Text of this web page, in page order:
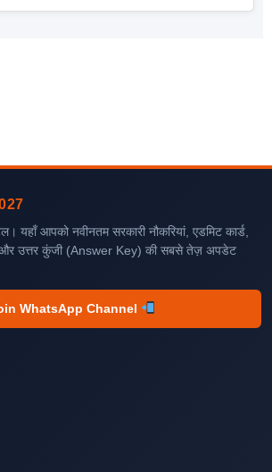
यहाँ आपको नवीनतम सरकारी नौकरियां, एडमिट कार्ड,
और उत्तर कुंजी (Answer Key) की सबसे तेज़ अपडेट
WhatsApp Channel